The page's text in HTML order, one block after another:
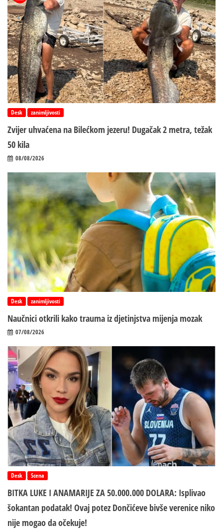
Desk zanimljivosti
Zvijer uhvaćena na Bilećkom jezeru! Dugačak 2 metra, težak
50 kila
08/08/2026
Desk zanimljivosti
Naučnici otkrili kako trauma iz d‌jetinjstva mijenja mozak
07/08/2026
Desk Scena
BITKA LUKE I ANAMARIJE ZA 50.000.000 DOLARA: Isplivao
šokantan podatak! Ovaj potez Dončićeve bivše verenice niko
nije mogao da očekuje!